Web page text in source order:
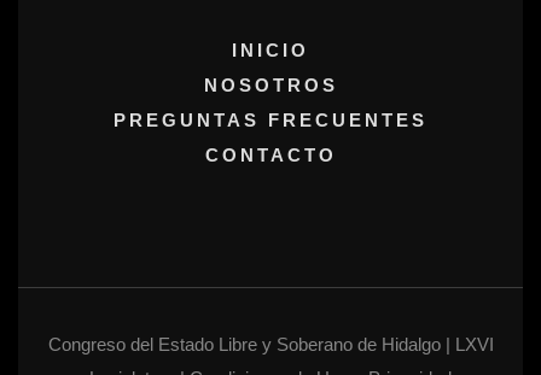
INICIO
NOSOTROS
PREGUNTAS FRECUENTES
CONTACTO
Congreso del Estado Libre y Soberano de Hidalgo | LXVI